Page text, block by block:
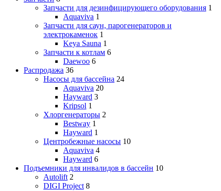
Запчасти для дезинфицирующего оборудования 1
Aquaviva 1
Запчасти для саун, парогенераторов и
электрокаменок 1
Keya Sauna 1
Запчасти к котлам 6
Daewoo 6
Распродажа 36
Насосы для бассейна 24
Aquaviva 20
Hayward 3
Kripsol 1
Хлоргенераторы 2
Bestway 1
Hayward 1
Центробежные насосы 10
Aquaviva 4
Hayward 6
Подъемники для инвалидов в бассейн 10
Autolift 2
DIGI Project 8